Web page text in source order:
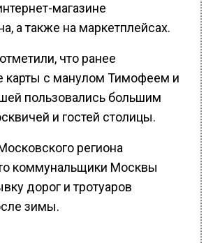
магазине
а также на маркетплейсах.
что ранее
карты с манулом Тимофеем и
пользовались большим
и гостей столицы.
региона
коммунальщики Москвы
дорог и тротуаров
зимы.